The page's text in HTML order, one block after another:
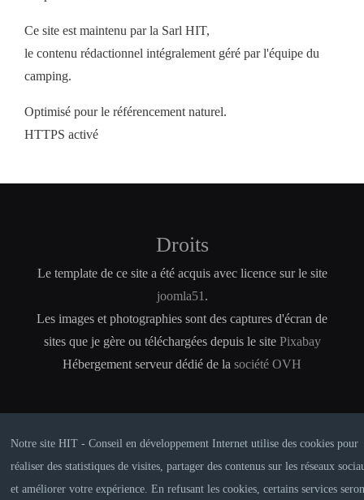
Ce site est maintenu par la Sarl HIT,
le contenu rédactionnel intégralement géré par l'équipe du
camping.
Optimisé pour le référencement naturel.
HTTPS activé
Droits
Le template de ce site a été acquis avec licence sur le site
joomla51 .
Les images et photographies sont des captures d'écran de
sites que je gère ou téléchargées depuis le site Pixabay
Hébergement serveur dédié de la société OVH
Notre site HIT - Conseil en développement Internet utilise des cookies pour
réaliser des statistiques de visites, partager des contenus sur les réseaux
et améliorer votre expérience. En refusant les cookies, certains services